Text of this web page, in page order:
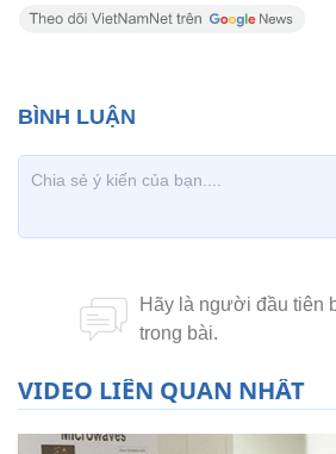
VIDEO LIÊN QUAN NHẤT